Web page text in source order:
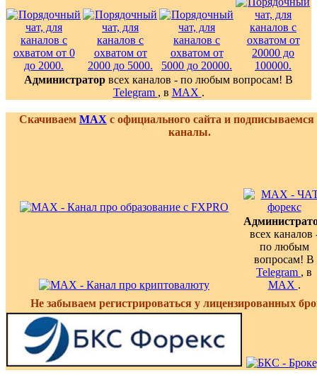
Администратор всех каналов - по любым вопросам! В
Telegram , в MAX .
Скачиваем MAX с официального сайта и
каналы.
всех каналов
по любым
вопросам! В
Telegram , в
MAX .
Не забываем регистрироваться у лицензированных